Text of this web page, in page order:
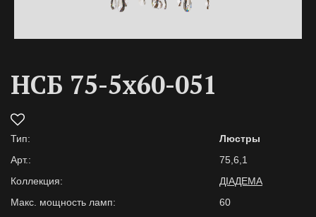
НСБ 75-5х60-051
Тип:
Люстры
Арт.:
75,6,1
Коллекция:
ДІАДЕМА
Макс. мощность ламп:
60